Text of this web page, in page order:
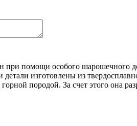
помощи особого шарошечного
изготовлены из
породой. За счет этого она